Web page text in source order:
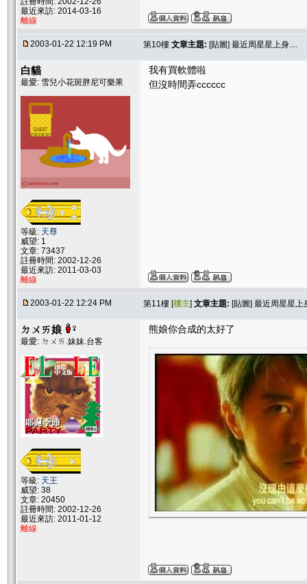
最近來訪: 2014-03-16
離線
2003-01-22 12:19 PM 第10樓 文章主題: [貼圖] 最近周星星上身....
白貓
最愛: 雪兒小花斑胖尼可樂果
等級: 天尊
威望: 1
文章: 73437
註冊時間: 2002-12-26
最近來訪: 2011-03-03
離線
我有買軟體啦
但沒時間弄cccccc
2003-01-22 12:24 PM 第11樓 [樓主] 文章主題: [貼圖] 最近周星星上
ㄉㄨㄞ娘
最愛: ㄉㄨㄞ.妹妹.台客
等級: 天王
威望: 38
文章: 20450
註冊時間: 2002-12-26
最近來訪: 2011-01-12
離線
熊娘你合成的太好了